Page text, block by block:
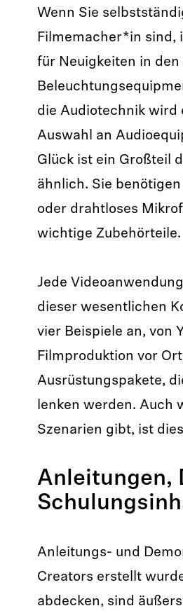
Wenn Sie
Filmemacher*in sind,
für Neuigkeiten in
die Audiotechnik wird
Auswahl an
Glück ist ein Großteil
ähnlich. Sie
oder drahtloses
wichtige Zubehörteile.
Jede
dieser wesentlichen
vier Beispiele an, von
Filmproduktion vor
Ausrüstungspakete,
lenken werden. Auch
Szenarien gibt, ist
Anleitungen,
Anleitungs- und
Creators erstellt
abdecken, sind